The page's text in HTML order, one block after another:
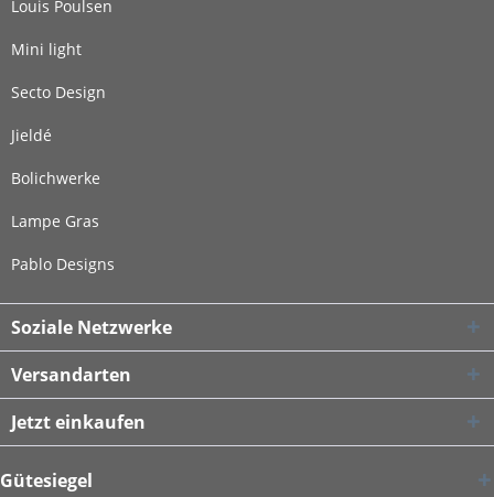
Louis Poulsen
Mini light
Secto Design
Jieldé
Bolichwerke
Lampe Gras
Pablo Designs
Soziale Netzwerke
Versandarten
Jetzt einkaufen
Gütesiegel